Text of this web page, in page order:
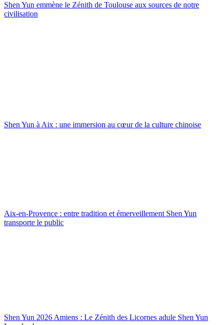
Shen Yun emmène le Zénith de Toulouse aux sources de notre
civilisation
Shen Yun à Aix : une immersion au cœur de la culture chinoise
Aix-en-Provence : entre tradition et émerveillement Shen Yun
transporte le public
Shen Yun 2026 Amiens : Le Zénith des Licornes adule Shen Yun